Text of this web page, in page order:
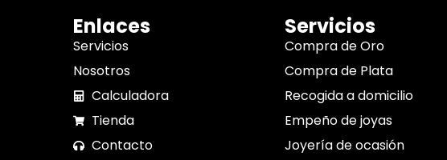
Enlaces
Servicios
Nosotros
Calculadora
Tienda
Contacto
Servicios
Compra de Oro
Compra de Plata
Recogida a domicilio
Empeño de joyas
Joyería de ocasión